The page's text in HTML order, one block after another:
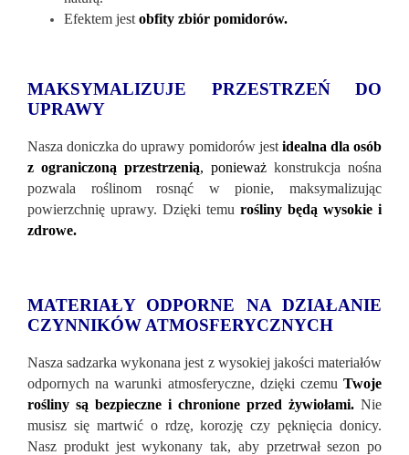
Efektem jest obfity zbiór pomidorów.
MAKSYMALIZUJE PRZESTRZEŃ DO
UPRAWY
Nasza doniczka do uprawy pomidorów jest idealna dla osób
z ograniczoną przestrzenią, ponieważ konstrukcja nośna
pozwala roślinom rosnąć w pionie, maksymalizując
powierzchnię uprawy. Dzięki temu rośliny będą wysokie i
zdrowe.
MATERIAŁY ODPORNE NA DZIAŁANIE
CZYNNIKÓW ATMOSFERYCZNYCH
Nasza sadzarka wykonana jest z wysokiej jakości materiałów
odpornych na warunki atmosferyczne, dzięki czemu Twoje
rośliny są bezpieczne i chronione przed żywiołami. Nie
musisz się martwić o rdzę, korozję czy pęknięcia donicy.
Nasz produkt jest wykonany tak, aby przetrwał sezon po